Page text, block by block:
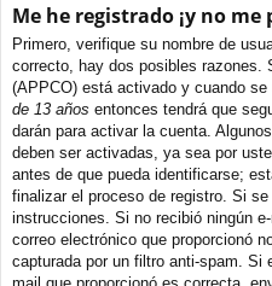
Me he registrado ¡y no
Primero, verifique su nombre de
correcto, hay dos posibles razones.
(APPCO) está activado y cuando
de 13 años entonces tendrá que
darán para activar la cuenta.
deben ser activadas, ya sea por
antes de que pueda identificarse;
finalizar el proceso de registro. Si
instrucciones. Si no recibió ningún
correo electrónico que proporcionó
capturada por un filtro anti-spam. Si